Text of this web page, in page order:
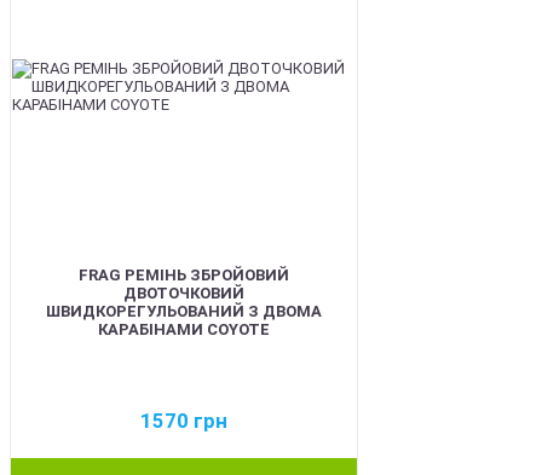
FRAG РЕМІНЬ ЗБРОЙОВИЙ
ДВОТОЧКОВИЙ
ШВИДКОРЕГУЛЬОВАНИЙ З ДВОМА
КАРАБІНАМИ COYOTE
1570 грн